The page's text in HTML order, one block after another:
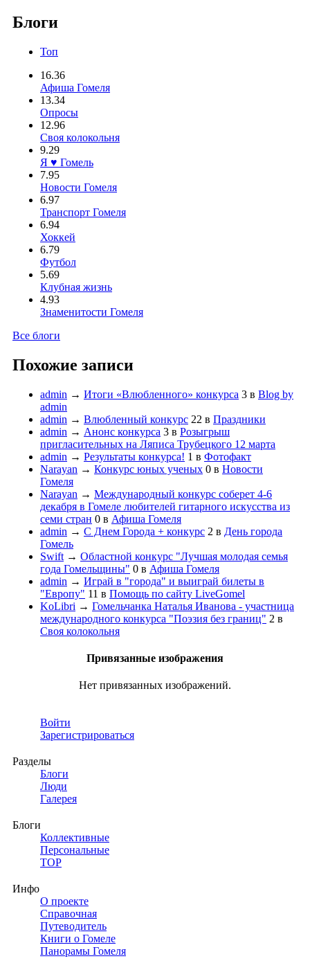
Блоги
Топ
16.36
Афиша Гомеля
13.34
Опросы
12.96
Своя колокольня
9.29
Я ♥ Гомель
7.95
Новости Гомеля
6.97
Транспорт Гомеля
6.94
Хоккей
6.79
Футбол
5.69
Клубная жизнь
4.93
Знаменитости Гомеля
Все блоги
Похожие записи
admin → Итоги «Влюбленного» конкурса 3 в Blog by
admin
admin → Влюбленный конкурс 22 в Праздники
admin → Анонс конкурса 3 в Розыгрыш
пригласительных на Ляписа Трубецкого 12 марта
admin → Результаты конкурса! 1 в Фотофакт
Narayan → Конкурс юных ученых 0 в Новости
Гомеля
Narayan → Международный конкурс соберет 4-6
декабря в Гомеле любителей гитарного искусства из
семи стран 0 в Афиша Гомеля
admin → С Днем Города + конкурс 2 в День города
Гомель
Swift → Областной конкурс "Лучшая молодая семья
года Гомельщины" 0 в Афиша Гомеля
admin → Играй в "города" и выиграй билеты в
"Европу" 11 в Помощь по сайту LiveGomel
KoLibri → Гомельчанка Наталья Иванова - участница
международного конкурса "Поэзия без границ" 2 в
Своя колокольня
Привязанные изображения
Нет привязанных изображений.
Войти
Зарегистрироваться
Разделы
Блоги
Люди
Галерея
Блоги
Коллективные
Персональные
TOP
Инфо
О проекте
Справочная
Путеводитель
Книги о Гомеле
Панорамы Гомеля